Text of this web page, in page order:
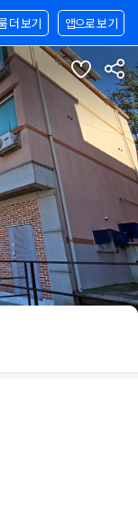
앱으로 보기
더 보기